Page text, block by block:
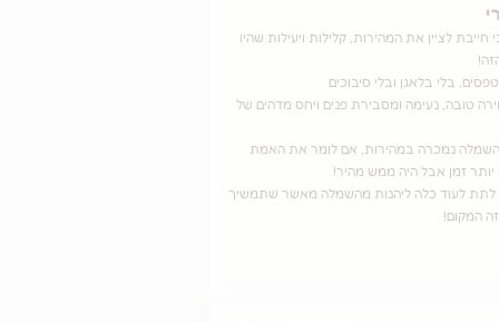
חייבת לציין את המהירות, קלילות ויעילות שהיו
בלי בלאגן ובלי סיבוכים
טובה, נעימה ומסבירת פנים ויחס מדהים של
שהשמלה נמכרה במהירות, אם לומר את האמת
זמן אבל היה ממש מהיר!
לתת לעוד כלה ליהנות מהשמלה מאשר שתמשיך
המקום!